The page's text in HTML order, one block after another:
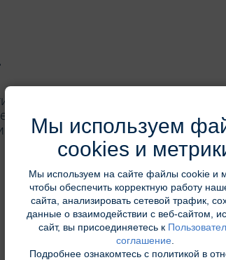
для аптек.
труд, в том
каталог.
У
Мы используем
cookies и
Мы используем на сайте файлы cookie и
чтобы обеспечить корректную работу
сайта, анализировать сетевой трафик,
данные о взаимодействии с веб-сайтом,
сайт, вы присоединяетесь к
соглашение.
Подробнее ознакомтесь с политикой в